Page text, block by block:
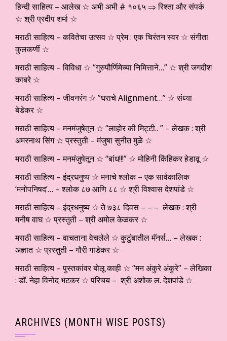
हिन्दी साहित्य – आलेख ☆ अभी अभी # १०६५ ⇒ रिश्ता और संपर्क
☆ श्री प्रदीप शर्मा ☆
मराठी साहित्य – कवितेचा उत्सव ☆ प्रेम : एक चिरंतन स्वर ☆ संगीता
कुलकर्णी ☆
मराठी साहित्य – विविधा ☆ “गुरुपौर्णिमेच्या निमित्ताने…” ☆ श्री जगदीश
काबरे ☆
मराठी साहित्य – जीवनरंग ☆ ”घराचे Alignment…” ☆ संध्या
बेडेकर ☆
मराठी साहित्य – मनमंजुषेतून ☆ “लाहोर की मिट्टी.. ” – लेखक : श्री
अमरनाथ सिंग ☆ प्रस्तुती – मंजुषा सुनीत मुळे ☆
मराठी साहित्य – मनमंजुषेतून ☆ “बांध!!!” ☆ मोहिनी किंहिकर हेडावू ☆
मराठी साहित्य – इंद्रधनुष्य ☆ मनाचे श्लोक – एक सार्वकालिक
‘मनोपनिषद’… – श्लोक ८७ आणि ८८ ☆ श्री विश्वास देशपांडे ☆
मराठी साहित्य – इंद्रधनुष्य ☆ ते ७३८ दिवस – – – लेखक : श्री
मनीष वाघ ☆ प्रस्तुती – श्री अमोल केळकर ☆
मराठी साहित्य – वाचताना वेचलेले ☆ कुटुंबातील मॅनर्स… – लेखक :
अज्ञात ☆ प्रस्तुती – गौरी गाडेकर ☆
मराठी साहित्य – पुस्तकांवर बोलू काही ☆ “मन अंकुरे अंकुरे” – लेखिका
: डॉ. नेहा विनोद भटकर ☆ परिचय – श्री अशोक ल. देशपांडे ☆
ARCHIVES (MONTH WISE POSTS)